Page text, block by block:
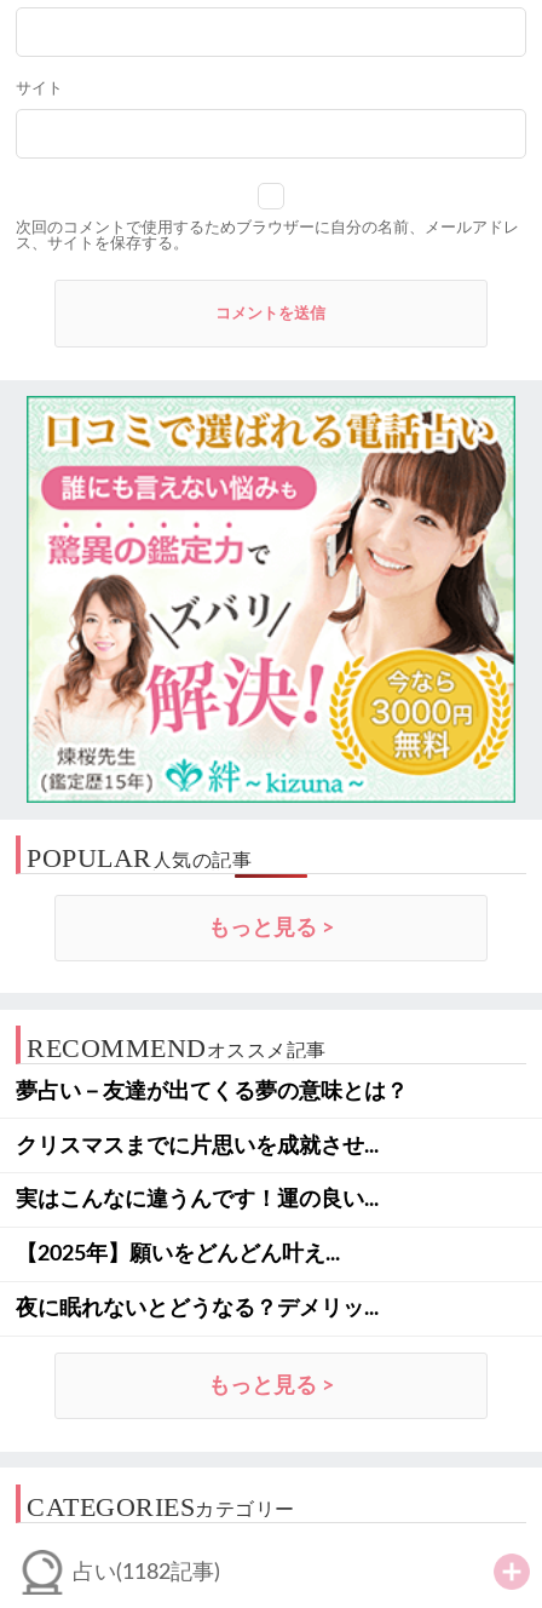
サイト
次回のコメントで使用するためブラウザーに自分の名前、メールアドレ
ス、サイトを保存する。
POPULAR人気の記事
もっと見る >
RECOMMENDオススメ記事
夢占い－友達が出てくる夢の意味とは？
クリスマスまでに片思いを成就させ...
実はこんなに違うんです！運の良い...
【2025年】願いをどんどん叶え...
夜に眠れないとどうなる？デメリッ...
もっと見る >
CATEGORIESカテゴリー
占い(1182記事)